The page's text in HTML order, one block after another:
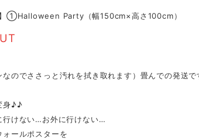
】①Halloween Party（幅150cm×高さ100cm）
なのでささっと汚れを拭き取れます）畳んでの発送
身♪♪
行けない…お外に行けない…
ールポスターを